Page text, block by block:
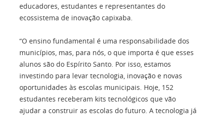
educadores, estudantes e representantes do
ecossistema de inovação capixaba.
“O ensino fundamental é uma responsabilidade dos
municípios, mas, para nós, o que importa é que esses
alunos são do Espírito Santo. Por isso, estamos
investindo para levar tecnologia, inovação e novas
oportunidades às escolas municipais. Hoje, 152
estudantes receberam kits tecnológicos que vão
ajudar a construir as escolas do futuro. A tecnologia já